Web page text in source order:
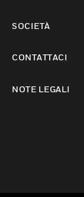
SOCIETÀ
CONTATTACI
NOTE LEGALI